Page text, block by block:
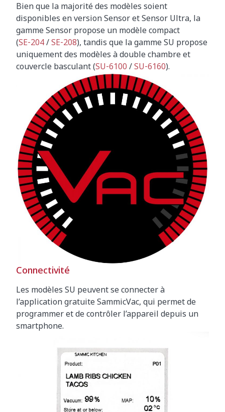
Bien que la majorité des modèles soient
disponibles en version Sensor et Sensor Ultra, la
gamme Sensor propose un modèle compact
(SE‑204/SE‑208), tandis que la gamme SU propose
uniquement des modèles à double chambre et
couvercle basculant (SU‑6100 /SU‑6160).
Connectivité
Les modèles SU peuvent se connecter à
l’application gratuite SammicVac, qui permet de
programmer et de contrôler l’appareil depuis un
smartphone.